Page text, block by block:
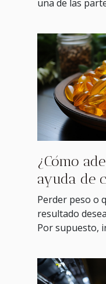
una de las
¿Cómo
ayuda de
Perder peso o
resultado
Por supuesto,